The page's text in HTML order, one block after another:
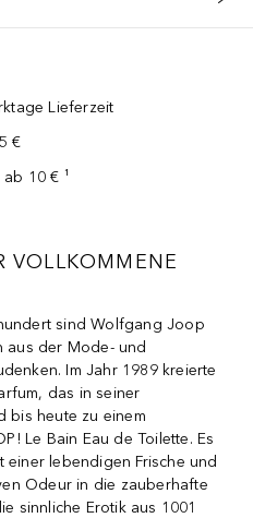
Lieferzeit
€
10 € ¹
VOLLKOMMENE
sind Wolfgang Joop
aus der Mode- und
Im Jahr 1989 kreierte
das in seiner
bis heute zu einem
Le Bain Eau de Toilette. Es
einer lebendigen Frische und
Odeur in die zauberhafte
sinnliche Erotik aus 1001